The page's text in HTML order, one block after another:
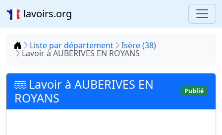
lavoirs.org
Accueil
Liste par département Isère (38)
Lavoir à AUBERIVES EN ROYANS
Lavoir à AUBERIVES EN
ROYANS
Publié